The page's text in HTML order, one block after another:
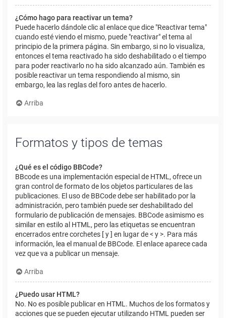
¿Cómo hago para reactivar un tema?
Puede hacerlo dándole clic al enlace que dice "Reactivar tema"
cuando esté viendo el mismo, puede "reactivar" el tema al
principio de la primera página. Sin embargo, si no lo visualiza,
entonces el tema reactivado ha sido deshabilitado o el tiempo
para poder reactivarlo no ha sido alcanzado aún. También es
posible reactivar un tema respondiendo al mismo, sin
embargo, lea las reglas del foro antes de hacerlo.
Arriba
Formatos y tipos de temas
¿Qué es el código BBCode?
BBcode es una implementación especial de HTML, ofrece un
gran control de formato de los objetos particulares de las
publicaciones. El uso de BBCode debe ser habilitado por la
administración, pero también puede ser deshabilitado del
formulario de publicación de mensajes. BBCode asimismo es
similar en estilo al HTML, pero las etiquetas se encuentran
encerrados entre corchetes [ y ] en lugar de < y >. Para más
información, lea el manual de BBCode. El enlace aparece cada
vez que va a publicar un mensaje.
Arriba
¿Puedo usar HTML?
No. No es posible publicar en HTML. Muchos de los formatos y
acciones que se pueden ejecutar utilizando HTML pueden ser